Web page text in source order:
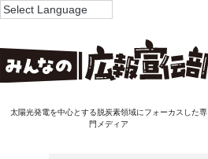
太陽光発電を中心とする脱炭素領域にフォーカスした専
門メディア